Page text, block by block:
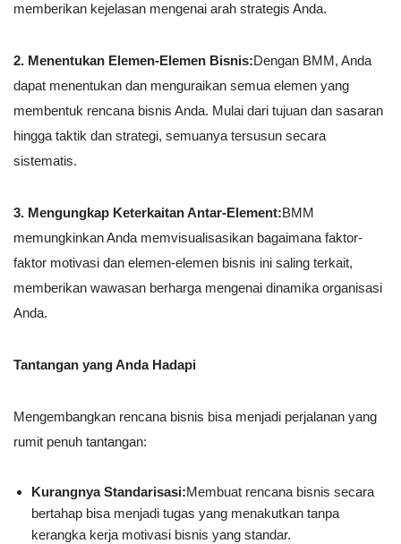
memberikan kejelasan mengenai arah strategis Anda.
2. Menentukan Elemen-Elemen Bisnis:Dengan BMM, Anda
dapat menentukan dan menguraikan semua elemen yang
membentuk rencana bisnis Anda. Mulai dari tujuan dan sasaran
hingga taktik dan strategi, semuanya tersusun secara
sistematis.
3. Mengungkap Keterkaitan Antar-Element:BMM
memungkinkan Anda memvisualisasikan bagaimana faktor-
faktor motivasi dan elemen-elemen bisnis ini saling terkait,
memberikan wawasan berharga mengenai dinamika organisasi
Anda.
Tantangan yang Anda Hadapi
Mengembangkan rencana bisnis bisa menjadi perjalanan yang
rumit penuh tantangan:
Kurangnya Standarisasi:Membuat rencana bisnis secara
bertahap bisa menjadi tugas yang menakutkan tanpa
kerangka kerja motivasi bisnis yang standar.